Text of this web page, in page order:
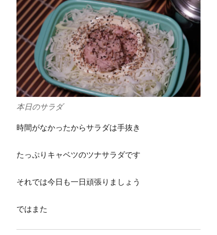
本日のサラダ
時間がなかったからサラダは手抜き
たっぷりキャベツのツナサラダです
それでは今日も一日頑張りましょう
ではまた